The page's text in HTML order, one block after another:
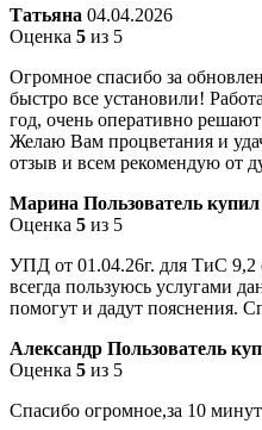
Татьяна 04.04.2026
Оценка 5 из 5
Огромное спасибо за
быстро все установили!
год, очень оперативно
Желаю Вам процветания и
отзыв и всем рекомендую от
Марина Пользователь
Оценка 5 из 5
УПД от 01.04.26г. для ТиС 9,2
всегда пользуюсь услугами
помогут и дадут пояснения.
Александр Пользователь
Оценка 5 из 5
Спасибо огромное,за 10 минут